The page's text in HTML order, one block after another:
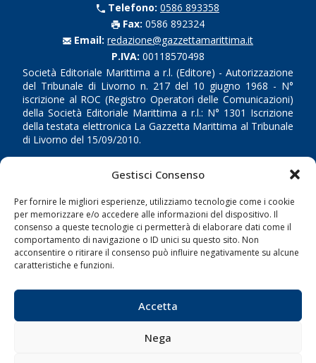
Gestisci Consenso
Per fornire le migliori esperienze, utilizziamo tecnologie come i cookie
per memorizzare e/o accedere alle informazioni del dispositivo. Il
consenso a queste tecnologie ci permetterà di elaborare dati come il
comportamento di navigazione o ID unici su questo sito. Non
acconsentire o ritirare il consenso può influire negativamente su alcune
caratteristiche e funzioni.
Accetta
Nega
Telefono: 0586 893358
Fax: 0586 892324
Email: redazione@gazzettamarittima.it
P.IVA: 00118570498
Società Editoriale Marittima a r.l. (Editore) - Autorizzazione
del Tribunale di Livorno n. 217 del 10 giugno 1968 - N°
iscrizione al ROC (Registro Operatori delle Comunicazioni)
della Società Editoriale Marittima a r.l.: N° 1301 Iscrizione
della testata elettronica La Gazzetta Marittima al Tribunale
di Livorno del 15/09/2010.
LINK
Shipping
Porti/Interporti
Trasporti
Sostenibilità
Compagnie di Navigazione
Blue economy